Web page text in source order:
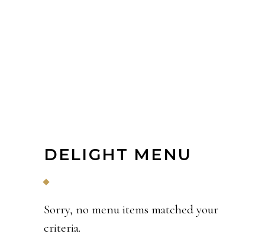
DELIGHT MENU
Sorry, no menu items matched your
criteria.